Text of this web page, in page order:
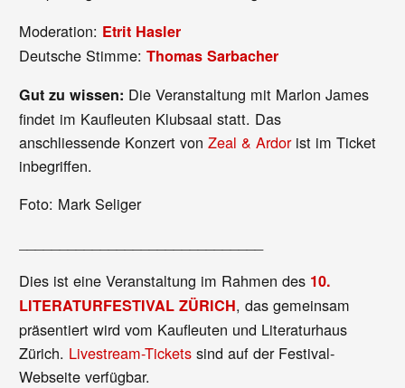
Moderation: Etrit Hasler
Deutsche Stimme:Thomas Sarbacher
Gut zu wissen: Die Veranstaltung mit Marlon James
findet im Kaufleuten Klubsaal statt. Das
anschliessende Konzert vonZeal & Ardorist im Ticket
inbegriffen.
Foto: Mark Seliger
Dies ist eine Veranstaltung im Rahmen des 10.
LITERATURFESTIVAL ZÜRICH, das gemeinsam
präsentiert wird vom Kaufleuten und Literaturhaus
Zürich. Livestream-Tickets sind auf der Festival-
Webseite verfügbar.